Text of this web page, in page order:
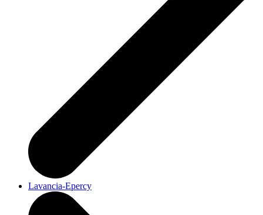
Lavancia-Epercy